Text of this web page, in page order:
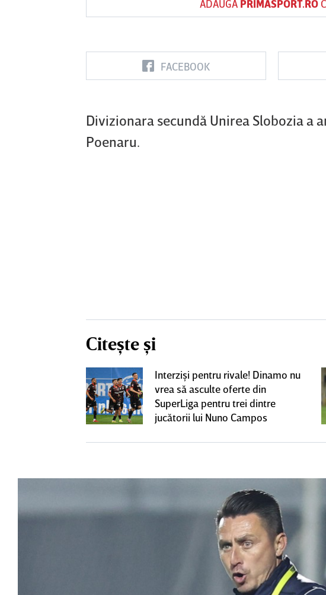
ADAUGĂ PRIMASPORT.RO
FACEBOOK
Divizionara secundă Unirea Slobozia a
Poenaru.
Citește și
Interzişi pentru rivale! Dinamo nu
vrea să asculte oferte din
SuperLiga pentru trei dintre
jucătorii lui Nuno Campos
Vs Vs